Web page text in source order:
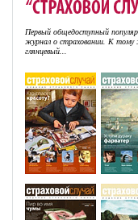
Первый общедоступный
журнал о страховании. К тому
глянцевый...